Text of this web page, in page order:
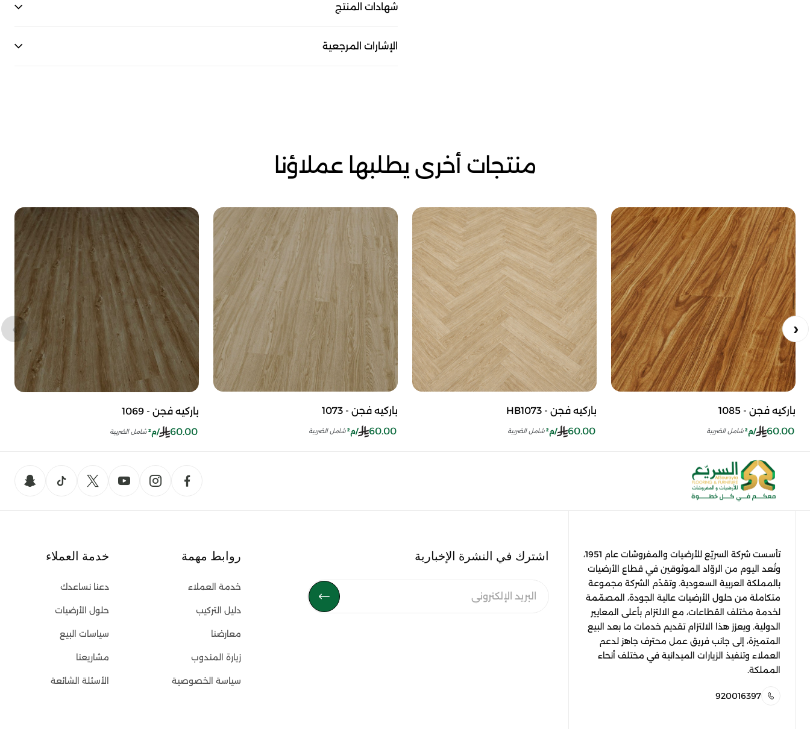
شهادات المنتج
الإشارات المرجعية
منتجات أخرى يطلبها عملاؤنا
باركيه فجن - 1069
60.00
/م² شامل الضريبة
باركيه فجن - 1073
60.00
/م² شامل الضريبة
باركيه فجن - HB1073
60.00
/م² شامل الضريبة
باركيه فجن - 1085
60.00
/م² شامل الضريبة
تأسست شركة السريّع للأرضيات والمفروشات عام 1951،
وتُعد اليوم من الروّاد الموثوقين في قطاع الأرضيات
بالمملكة العربية السعودية. وتقدّم الشركة مجموعة
متكاملة من حلول الأرضيات عالية الجودة، المصمّمة
لخدمة مختلف القطاعات، مع الالتزام بأعلى المعايير
الدولية. ويعزز هذا الالتزام تقديم خدمات ما بعد البيع
المتميزة، إلى جانب فريق عمل محترف جاهز لدعم
العملاء وتنفيذ الزيارات الميدانية في مختلف أنحاء
المملكة.
920016397
اشترك في النشرة الإخبارية روابط مهمة
خدمة العملاء
دليل التركيب
معارضنا
زيارة المندوب
سياسة الخصوصية
خدمة العملاء
دعنا نساعدك
حلول الأرضيات
سياسات البيع
مشاريعنا
الأسئلة الشائعة